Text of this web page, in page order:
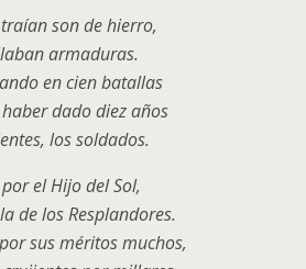
son de hierro,
armaduras.
en cien batallas
dado diez años
los soldados.
el Hijo del Sol,
de los Resplandores.
sus méritos muchos,